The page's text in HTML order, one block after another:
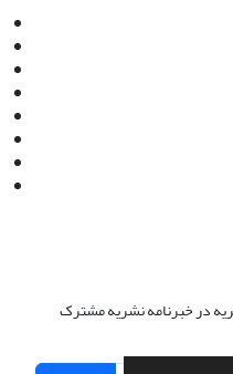
در خبرنامه نشریه مشترک